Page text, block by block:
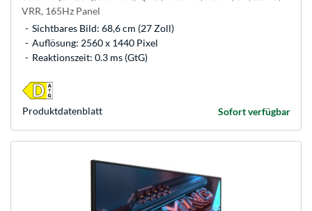
VRR, 165Hz Panel
Sichtbares Bild: 68,6 cm (27 Zoll)
Auflösung: 2560 x 1440 Pixel
Reaktionszeit: 0.3 ms (GtG)
Sofort verfügbar
Produkt­datenblatt